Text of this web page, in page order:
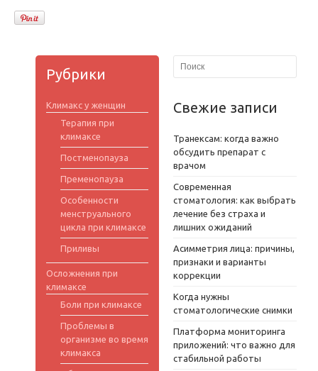
Рубрики
Климакс у женщин
Терапия при
климаксе
Постменопауза
Пременопауза
Особенности
менструального
цикла при климаксе
Приливы
Осложнения при
климаксе
Боли при климаксе
Проблемы в
организме во время
климакса
Свежие записи
Транексам: когда важно
обсудить препарат с
врачом
Современная
стоматология: как выбрать
лечение без страха и
лишних ожиданий
Асимметрия лица: причины,
признаки и варианты
коррекции
Когда нужны
стоматологические снимки
Платформа мониторинга
приложений: что важно для
стабильной работы